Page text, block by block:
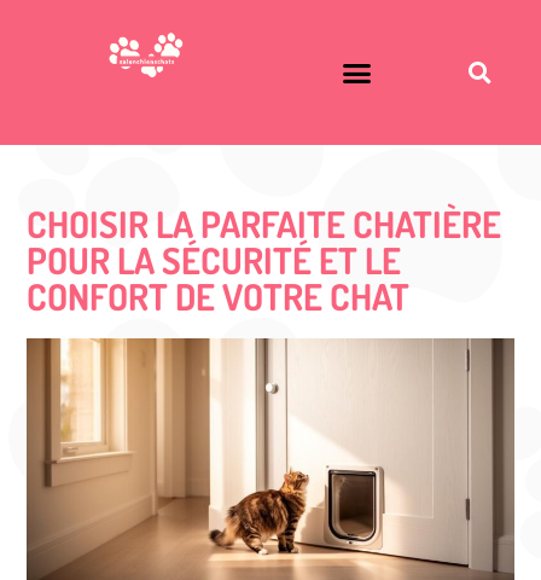
CHOISIR LA PARFAITE CHATIÈRE
POUR LA SÉCURITÉ ET LE
CONFORT DE VOTRE CHAT